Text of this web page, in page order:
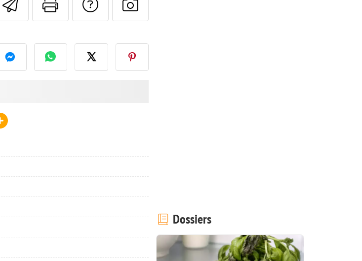
Envoyer cette recette à un ami
Imprimer cette page
Poser une question à l'auteur
Publier votre photo de cette
Dossiers